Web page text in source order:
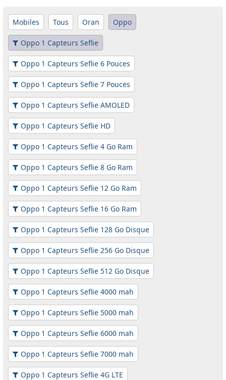
Mobiles Tous Oran Oppo
Oppo 1 Capteurs Seflie
Oppo 1 Capteurs Seflie 6 Pouces
Oppo 1 Capteurs Seflie 7 Pouces
Oppo 1 Capteurs Seflie AMOLED
Oppo 1 Capteurs Seflie HD
Oppo 1 Capteurs Seflie 4 Go Ram
Oppo 1 Capteurs Seflie 8 Go Ram
Oppo 1 Capteurs Seflie 12 Go Ram
Oppo 1 Capteurs Seflie 16 Go Ram
Oppo 1 Capteurs Seflie 128 Go Disque
Oppo 1 Capteurs Seflie 256 Go Disque
Oppo 1 Capteurs Seflie 512 Go Disque
Oppo 1 Capteurs Seflie 4000 mah
Oppo 1 Capteurs Seflie 5000 mah
Oppo 1 Capteurs Seflie 6000 mah
Oppo 1 Capteurs Seflie 7000 mah
Oppo 1 Capteurs Seflie 4G LTE